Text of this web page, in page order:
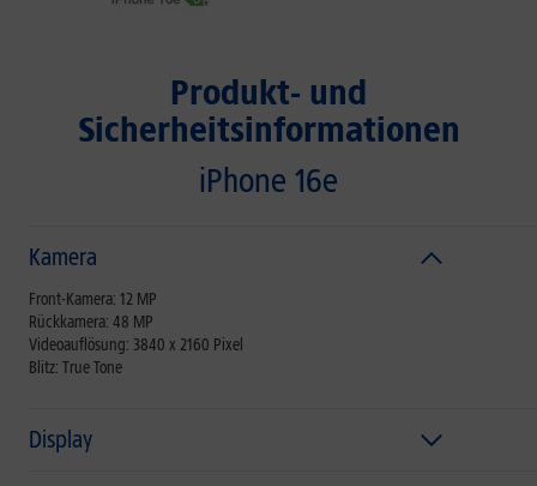
Produkt- und
Sicherheitsinformationen
iPhone 16e
Kamera
Front-Kamera: 12 MP
Rückkamera: 48 MP
Videoauflösung: 3840 x 2160 Pixel
Blitz: True Tone
Display